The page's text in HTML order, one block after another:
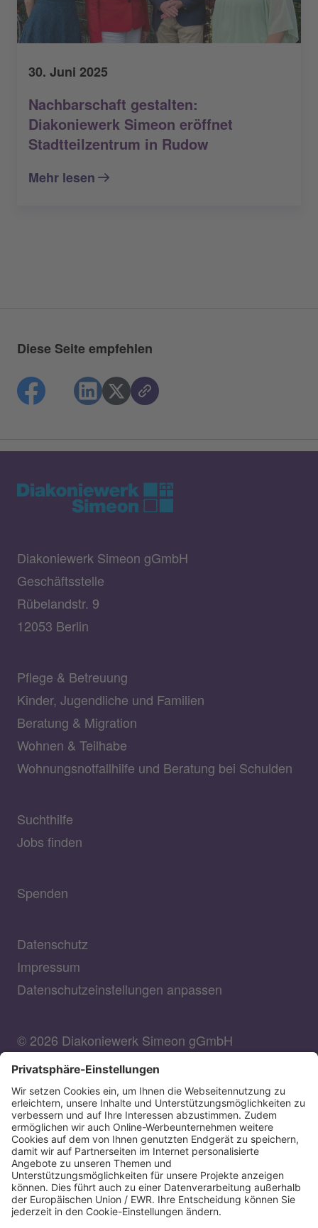
30. Juni 2025
Nachbarschaft gestalten:
Diakoniewerk Simeon eröffnet
Stadtteilzentrum in Rudow
Mehr lesen
Diese Seite empfehlen
Diakoniewerk Simeon gGmbH
Geschäftsstelle
Rübelandstr. 9
12053 Berlin
Pflege & Betreuung
Kinder, Jugendliche und Familien
Beratung & Migration
Wohnen & Teilhabe
Wohnungsnotfallhilfe und Beratung bei Schulden
Suchthilfe
Jobs finden
Spenden
Datenschutz
Impressum
Datenschutzeinstellungen anpassen
© 2026 Diakoniewerk Simeon gGmbH
DIAKONIEWERK SIMEON GGMBH
Bank für Kirche und Diakonie
IBAN: DE90350601900000030007